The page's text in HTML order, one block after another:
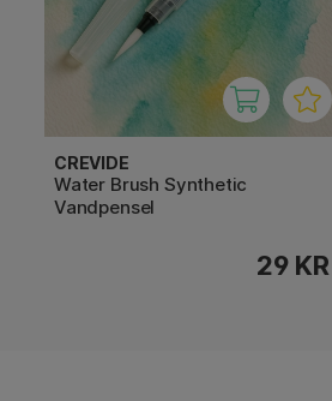
CREVIDE
Water Brush Synthetic
Vandpensel
29 KR